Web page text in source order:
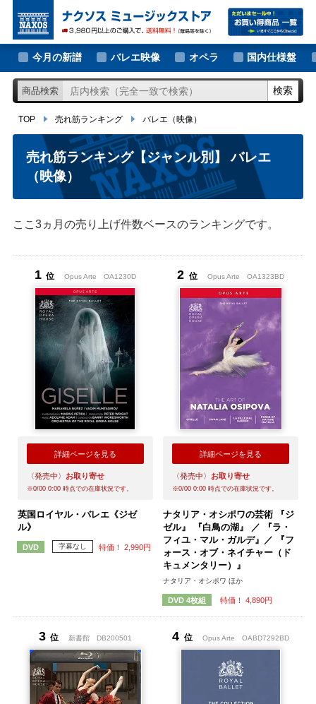
大作曲家の新譜
著名作曲家の新譜
マイナー作曲家の新譜
月別新譜一覧
今月の新譜 バレエ映像 オペラ 国内仕様盤
商品検索 検索
TOP 売れ筋ランキング バレエ（映像）
TOP 売れ筋ランキング バレエ（映像）
売れ筋ランキング【ジャンル別】バレエ
（映像）
ここ3ヵ月の売り上げ件数ベースのランキングです。
1 位 Opus ArteOA1230D
詳細ページを見る
〈発売中〉 お取り寄せ
※0/00 0:00時点での在庫状況です。
英国ロイヤル・バレエ《ジゼ
ル》
DVD 字幕なし 特価！ 2,990円
2 位 Opus Arte OA1323BD
詳細ページを見る
〈発売中〉 お取り寄せ
※0/00 0:00時点での在庫状況です。
ナタリア・オシポワの芸術 『ジ
ゼル』 『白鳥の湖』 ／ 『ラ・
フィユ・マル・ガルデ』／ 『フ
ォース・オブ・ネイチャー（ド
キュメンタリー）』
ナタリア・オシポワ ほか
DVD 4枚組 特価！ 4,890円
3 位 新書館 DB200501 4 位 Opus Arte OABD7292BD